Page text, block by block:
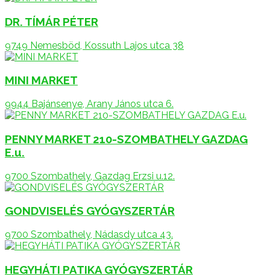
DR. TÍMÁR PÉTER
9749 Nemesböd, Kossuth Lajos utca 38
MINI MARKET
9944 Bajánsenye, Arany János utca 6.
PENNY MARKET 210-SZOMBATHELY GAZDAG
E.u.
9700 Szombathely, Gazdag Erzsi u.12.
GONDVISELÉS GYÓGYSZERTÁR
9700 Szombathely, Nádasdy utca 43.
HEGYHÁTI PATIKA GYÓGYSZERTÁR